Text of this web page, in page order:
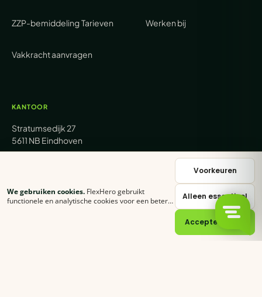
ZZP-bemiddelingTarieven
Vakkracht aanvragen
Werken bij
KANTOOR
Stratumsedijk 27
5611 NB Eindhoven
sales@flexhero.com
We gebruiken cookies. FlexHero gebruikt
functionele en analytische cookies voor een betere
Voorkeuren
Alleen essentieel
Accepteer alles